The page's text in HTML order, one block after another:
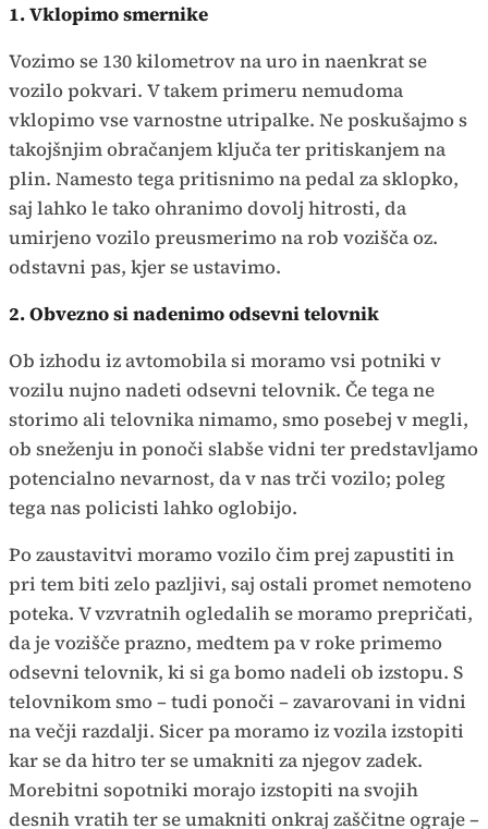
1. Vklopimo smernike
Vozimo se 130 kilometrov na uro in naenkrat se
vozilo pokvari. V takem primeru nemudoma
vklopimo vse varnostne utripalke. Ne poskušajmo s
takojšnjim obračanjem ključa ter pritiskanjem na
plin. Namesto tega pritisnimo na pedal za sklopko,
saj lahko le tako ohranimo dovolj hitrosti, da
umirjeno vozilo preusmerimo na rob vozišča oz.
odstavni pas, kjer se ustavimo.
2. Obvezno si nadenimo odsevni telovnik
Ob izhodu iz avtomobila si moramo vsi potniki v
vozilu nujno nadeti odsevni telovnik. Če tega ne
storimo ali telovnika nimamo, smo posebej v megli,
ob sneženju in ponoči slabše vidni ter predstavljamo
potencialno nevarnost, da v nas trči vozilo; poleg
tega nas policisti lahko oglobijo.
Po zaustavitvi moramo vozilo čim prej zapustiti in
pri tem biti zelo pazljivi, saj ostali promet nemoteno
poteka. V vzvratnih ogledalih se moramo prepričati,
da je vozišče prazno, medtem pa v roke primemo
odsevni telovnik, ki si ga bomo nadeli ob izstopu. S
telovnikom smo – tudi ponoči – zavarovani in vidni
na večji razdalji. Sicer pa moramo iz vozila izstopiti
kar se da hitro ter se umakniti za njegov zadek.
Morebitni sopotniki morajo izstopiti na svojih
desnih vratih ter se umakniti onkraj zaščitne ograje –